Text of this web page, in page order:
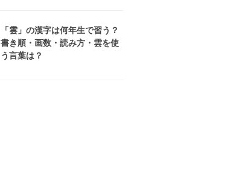
「雲」の漢字は何年生で習う？
書き順・画数・読み方・雲を使
う言葉は？